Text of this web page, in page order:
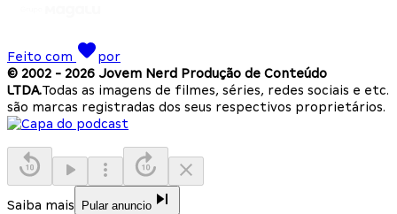
Feito com
por
© 2002 - 2026 Jovem Nerd Produção de Conteúdo
LTDA.Todas as imagens de filmes, séries, redes sociais e etc.
são marcas registradas dos seus respectivos proprietários.
Saiba mais Pular anuncio